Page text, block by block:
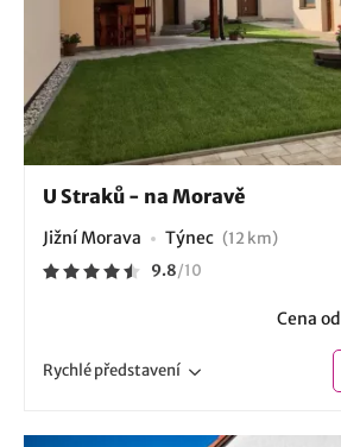
U Straků - na Moravě
Jižní Morava Týnec (12 km)
9.8/10
Cena od
Rychlépředstavení